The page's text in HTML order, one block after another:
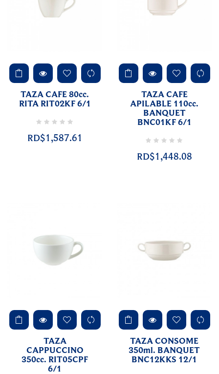
TAZA CAFE 80cc.
RITA RIT02KF 6/1
RD$1,587.61
TAZA CAFE
APILABLE 110cc.
BANQUET
BNC01KF 6/1
RD$1,448.08
TAZA
CAPPUCCINO
350cc. RIT05CPF
6/1
TAZA CONSOME
350ml. BANQUET
BNC12KKS 12/1